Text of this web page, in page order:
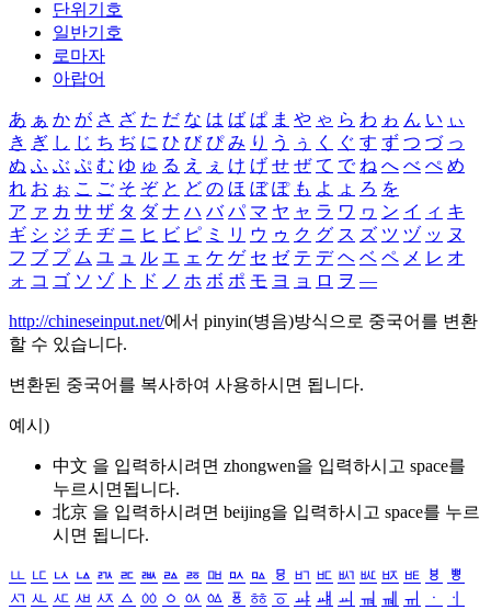
단위기호
일반기호
로마자
아랍어
あ ぁ か が さ ざ た だ な は ば ぱ ま や ゃ ら わ ゎ ん い ぃ
き ぎ し じ ち ぢ に ひ び ぴ み り う ぅ く ぐ す ず つ づ っ
ぬ ふ ぶ ぷ む ゆ ゅ る え ぇ け げ せ ぜ て で ね へ べ ぺ め
れ お ぉ こ ご そ ぞ と ど の ほ ぼ ぽ も よ ょ ろ を
ア ァ カ サ ザ タ ダ ナ ハ バ パ マ ヤ ャ ラ ワ ヮ ン イ ィ キ
ギ シ ジ チ ヂ ニ ヒ ビ ピ ミ リ ウ ゥ ク グ ス ズ ツ ヅ ッ ヌ
フ ブ プ ム ユ ュ ル エ ェ ケ ゲ セ ゼ テ デ ヘ ベ ペ メ レ オ
ォ コ ゴ ソ ゾ ト ド ノ ホ ボ ポ モ ヨ ョ ロ ヲ ―
http://chineseinput.net/에서 pinyin(병음)방식으로 중국어를 변환
할 수 있습니다.
변환된 중국어를 복사하여 사용하시면 됩니다.
예시)
中文 을 입력하시려면 zhongwen을 입력하시고 space를
누르시면됩니다.
北京 을 입력하시려면 beijing을 입력하시고 space를 누르
시면 됩니다.
ㅥ ㅦ ㅧ ㅨ ㅩ ㅪ ㅫ ㅬ ㅭ ㅮ ㅯ ㅰ ㅱ ㅲ ㅳ ㅴ ㅵ ㅶ ㅷ ㅸ
ㅹ
ㅺ ㅻ ㅼ ㅽ ㅾ ㅿ ㆀ ㆁ ㆂ ㆃ ㆄ ㆅ ㆆ ㆇ ㆈ ㆉ ㆊ ㆋ ㆌ ㆍ
ㆎ